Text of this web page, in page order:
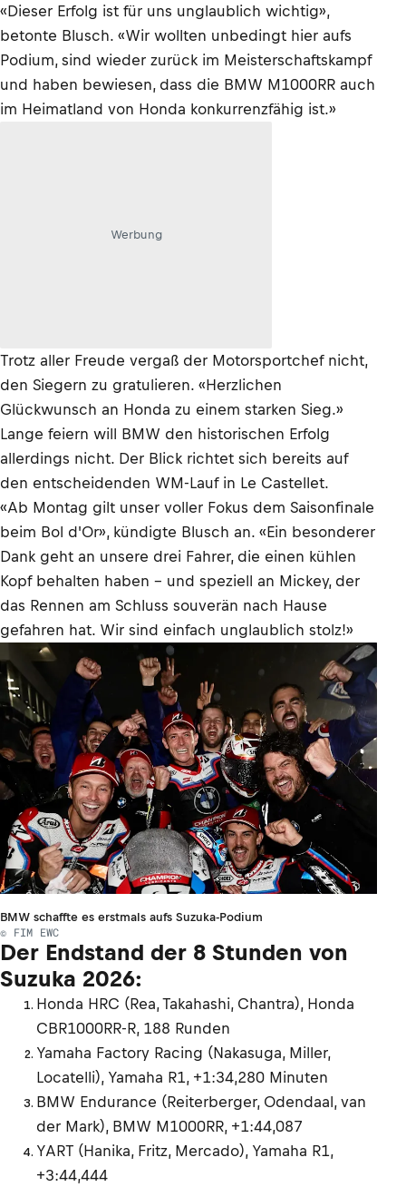
«Dieser Erfolg ist für uns unglaublich wichtig»,
betonte Blusch. «Wir wollten unbedingt hier aufs
Podium, sind wieder zurück im Meisterschaftskampf
und haben bewiesen, dass die BMW M1000RR auch
im Heimatland von Honda konkurrenzfähig ist.»
Werbung
Trotz aller Freude vergaß der Motorsportchef nicht,
den Siegern zu gratulieren. «Herzlichen
Glückwunsch an Honda zu einem starken Sieg.»
Lange feiern will BMW den historischen Erfolg
allerdings nicht. Der Blick richtet sich bereits auf
den entscheidenden WM-Lauf in Le Castellet.
«Ab Montag gilt unser voller Fokus dem Saisonfinale
beim Bol d'Or», kündigte Blusch an. «Ein besonderer
Dank geht an unsere drei Fahrer, die einen kühlen
Kopf behalten haben – und speziell an Mickey, der
das Rennen am Schluss souverän nach Hause
gefahren hat. Wir sind einfach unglaublich stolz!»
BMW schaffte es erstmals aufs Suzuka-Podium
© FIM EWC
Der Endstand der 8 Stunden von
Suzuka 2026:
Honda HRC (Rea, Takahashi, Chantra), Honda
CBR1000RR-R, 188 Runden
Yamaha Factory Racing (Nakasuga, Miller,
Locatelli), Yamaha R1, +1:34,280 Minuten
BMW Endurance (Reiterberger, Odendaal, van
der Mark), BMW M1000RR, +1:44,087
YART (Hanika, Fritz, Mercado), Yamaha R1,
+3:44,444